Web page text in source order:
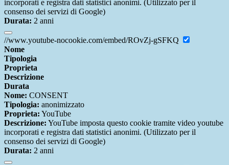
incorporati e registra dati statistici anonimi. (Utilizzato per il
consenso dei servizi di Google)
Durata: 2 anni
//www.youtube-nocookie.com/embed/ROvZj-gSFKQ
Nome
Tipologia
Proprieta
Descrizione
Durata
Nome: CONSENT
Tipologia: anonimizzato
Proprieta: YouTube
Descrizione: YouTube imposta questo cookie tramite video youtube
incorporati e registra dati statistici anonimi. (Utilizzato per il
consenso dei servizi di Google)
Durata: 2 anni